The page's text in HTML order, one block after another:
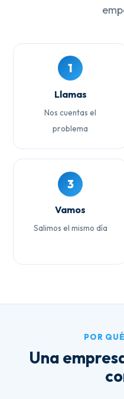
1
Llamas
Nos cuentas el
problema
3
Vamos
Salimos el mismo día
POR
Una